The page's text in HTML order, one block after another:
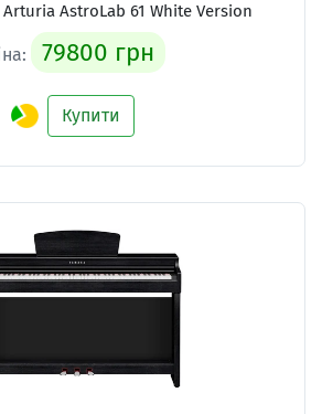
AstroLab 61 White Version
79800 грн
Купити